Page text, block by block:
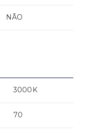
NÃO
3000K
70